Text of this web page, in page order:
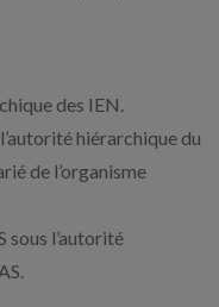
des IEN.
hiérarchique du
de l’organisme
sous l’autorité